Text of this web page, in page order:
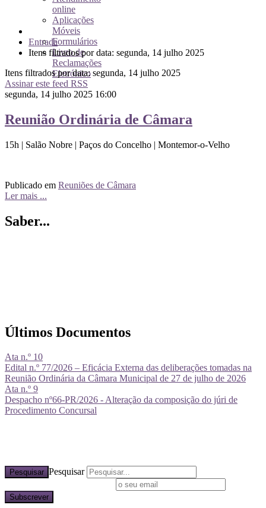
online
Aplicações
Móveis
Formulários
Livro de
Reclamações
Eletrónico
Entrada
Itens filtrados por data: segunda, 14 julho 2025
Itens filtrados por data: segunda, 14 julho 2025
Assinar este feed RSS
segunda, 14 julho 2025 16:00
Reunião Ordinária de Câmara
15h | Salão Nobre | Paços do Concelho | Montemor-o-Velho
Publicado em Reuniões de Câmara
Ler mais ...
Saber...
Últimos Documentos
Ata n.º 10
Edital n.º 77/2026 – Eficácia Externa das deliberações tomadas na
Reunião Ordinária da Câmara Municipal de 27 de julho de 2026
Ata n.º 9
Despacho nº66-PR/2026 - Alteração da composição do júri de
Procedimento Concursal
Pesquisar Pesquisar